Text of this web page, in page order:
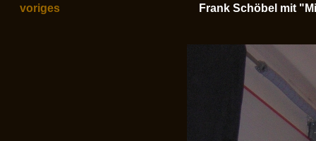
voriges Frank Schöbel mit